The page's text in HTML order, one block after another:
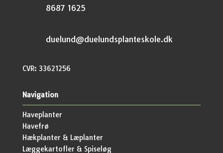
8687 1625
duelund@duelundsplanteskole.dk
CVR: 33621256
Navigation
Haveplanter
Havefrø
Hækplanter & Læplanter
Læggekartofler & Spiseløg